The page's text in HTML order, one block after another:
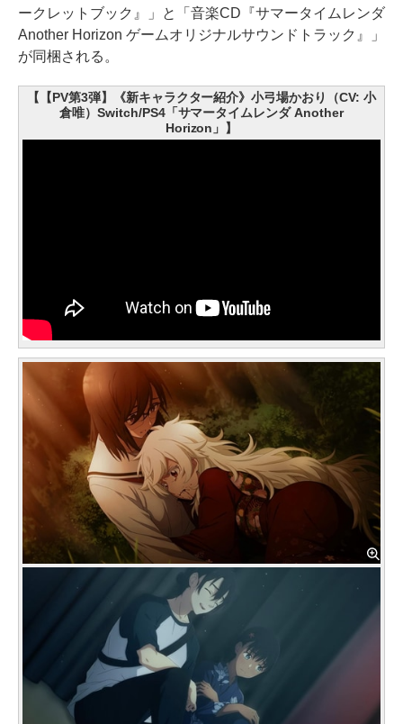
ークレットブック』」と「音楽CD『サマータイムレンダ
Another Horizon ゲームオリジナルサウンドトラック』」
が同梱される。
【【PV第3弾】《新キャラクター紹介》小弓場かおり（CV: 小
倉唯）Switch/PS4「サマータイムレンダ Another
Horizon」】